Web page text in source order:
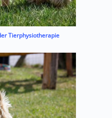
Tierphysiotherapie